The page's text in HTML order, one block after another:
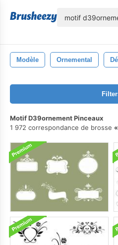
Modèle Ornemental
Motif D39ornement Pinceaux
1 972 correspondance de brosse